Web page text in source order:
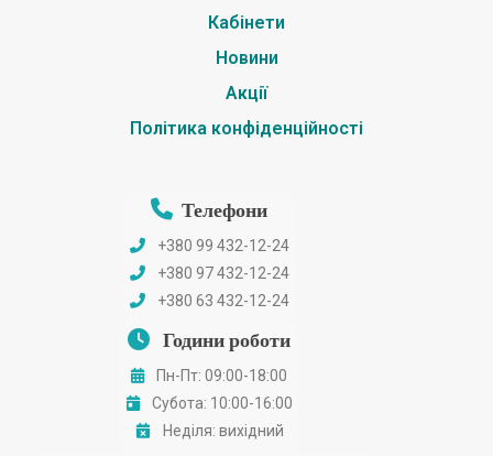
Кабінети
Новини
Акції
Політика конфіденційності
Телефони
+380 99 432-12-24
+380 97 432-12-24
+380 63 432-12-24
Години роботи
Пн-Пт: 09:00-18:00
Субота: 10:00-16:00
Неділя: вихідний